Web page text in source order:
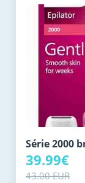
Série 2000
39.99€
43.00 EUR